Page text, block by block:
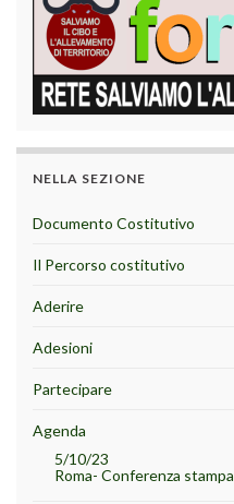
NELLA SEZIONE
Documento Costitutivo
Il Percorso costitutivo
Aderire
Adesioni
Partecipare
Agenda
5/10/23
Roma- Conferenza